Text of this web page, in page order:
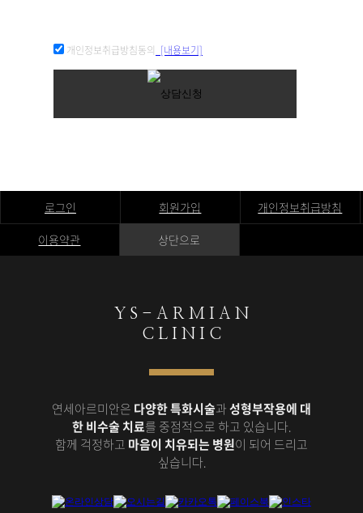
개인정보취급방침동의 [내용보기]
로그인 회원가입
개인정보취급방침
이용약관
상단으로
Y S - A R M I A N
C L I N I C
연세아르미안은 다양한 특화시술과성형부작용에 대
한 비수술 치료를 중점적으로 하고 있습니다.
함께 걱정하고 마음이 치유되는 병원이 되어 드리고
싶습니다.